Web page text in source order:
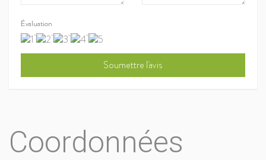
Évaluation
Coordonnées